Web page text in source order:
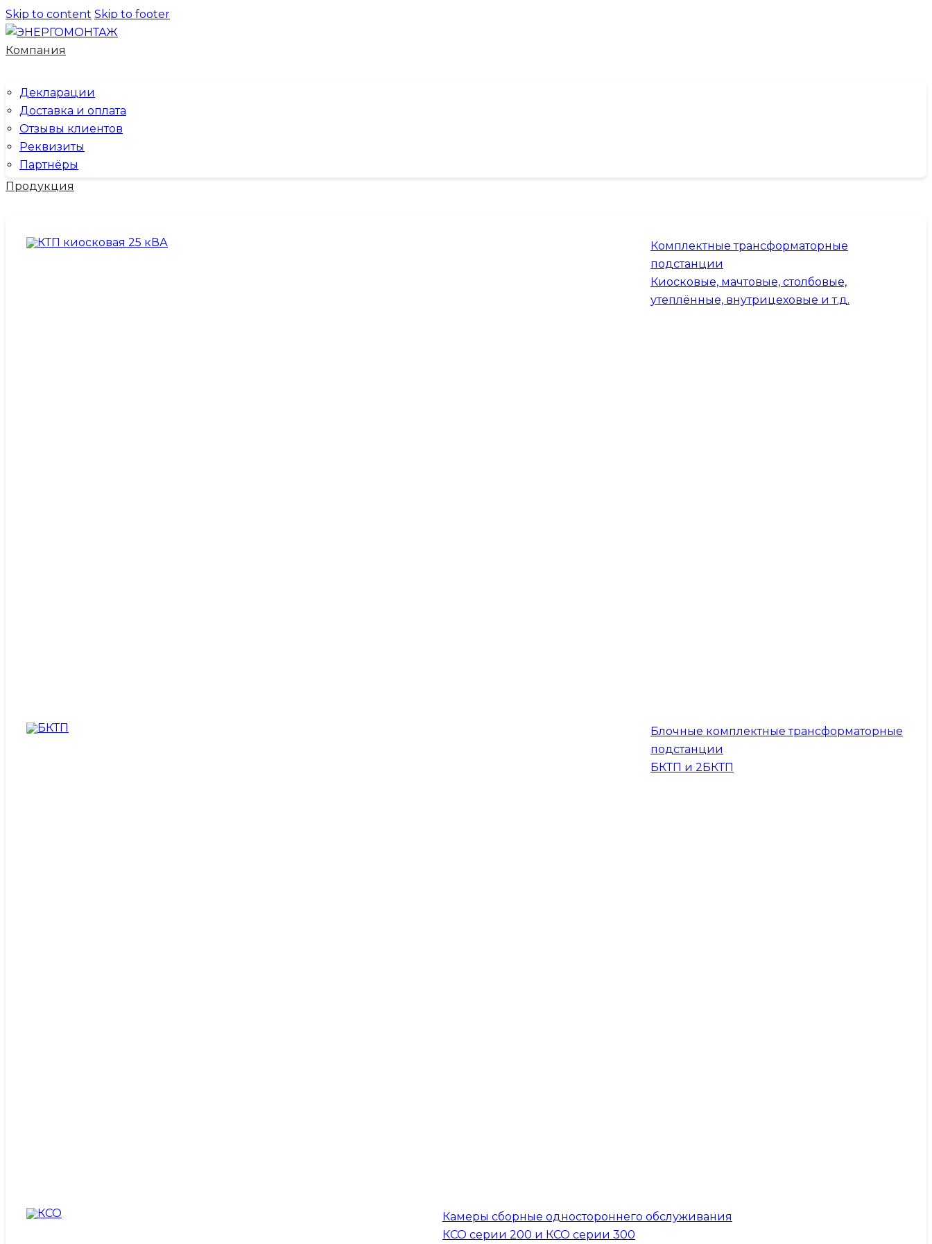
Skip to content Skip to footer
Компания
Декларации
Доставка и оплата
Отзывы клиентов
Реквизиты
Партнёры
Продукция
Комплектные трансформаторные
подстанции
Киосковые, мачтовые, столбовые,
утеплённые, внутрицеховые и т.д.
Блочные комплектные трансформаторные
подстанции
БКТП и 2БКТП
Камеры сборные одностороннего обслуживания
КСО серии 200 и КСО серии 300